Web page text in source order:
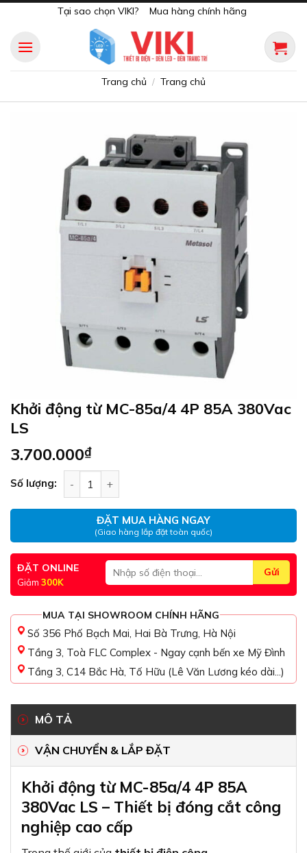
content
Tại sao chọn VIKI? Mua hàng chính hãng
Trang chủ / Trang chủ
Khởi động từ MC-85a/4 4P 85A 380Vac
LS
3.700.000₫
Số lượng:
ĐẶT MUA HÀNG NGAY
(Giao hàng lắp đặt toàn quốc)
ĐẶT ONLINE
Giảm 300K
MUA TẠI SHOWROOM CHÍNH HÃNG
Số 356 Phố Bạch Mai, Hai Bà Trưng, Hà Nội
Tầng 3, Toà FLC Complex - Ngay cạnh bến xe Mỹ Đình
Tầng 3, C14 Bắc Hà, Tố Hữu (Lê Văn Lương kéo dài...)
MÔ TẢ
VẬN CHUYỂN & LẮP ĐẶT
Khởi động từ MC-85a/4 4P 85A
380Vac LS – Thiết bị đóng cắt công
nghiệp cao cấp